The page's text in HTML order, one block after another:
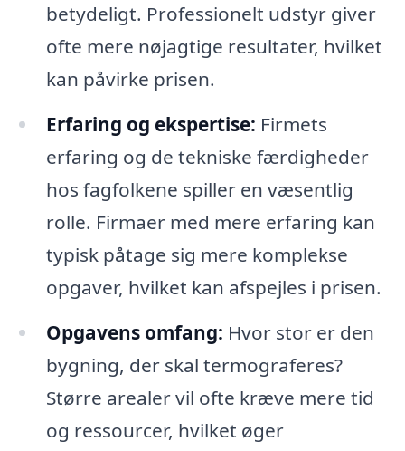
betydeligt. Professionelt udstyr giver
ofte mere nøjagtige resultater, hvilket
kan påvirke prisen.
Erfaring og ekspertise: Firmets
erfaring og de tekniske færdigheder
hos fagfolkene spiller en væsentlig
rolle. Firmaer med mere erfaring kan
typisk påtage sig mere komplekse
opgaver, hvilket kan afspejles i prisen.
Opgavens omfang: Hvor stor er den
bygning, der skal termograferes?
Større arealer vil ofte kræve mere tid
og ressourcer, hvilket øger